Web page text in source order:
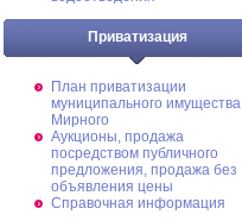
Приватизация
План приватизации
муниципального имущества
Мирного
Аукционы, продажа
посредством публичного
предложения, продажа без
объявления цены
Справочная информация